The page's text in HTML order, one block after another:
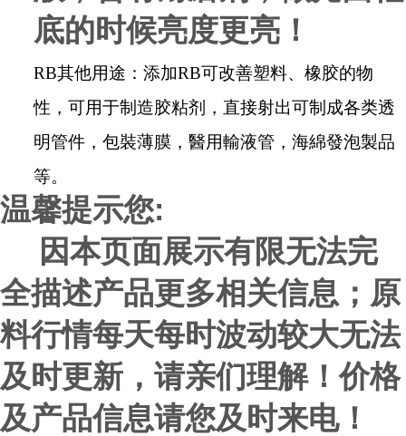
底的时候亮度更亮！
RB其他用途：添加RB可改善塑料、橡胶的物
性，可用于制造胶粘剂，直接射出可制成各类透
明管件 ， 包裝薄膜，醫用輸液管，海綿發泡製品
等。
温馨提示您:
因本页面展示有限无法完
全描述产品更多相关信息； 原
料行情每天每时波动较大无法
及时更新 ， 请亲们理解！价格
及产品信息请您及时来电！